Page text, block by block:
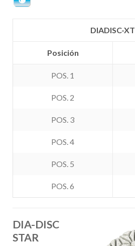
DIADISC-XT
Posición
POS. 1
POS. 2
POS. 3
POS. 4
POS. 5
POS. 6
DIA-DISC
STAR